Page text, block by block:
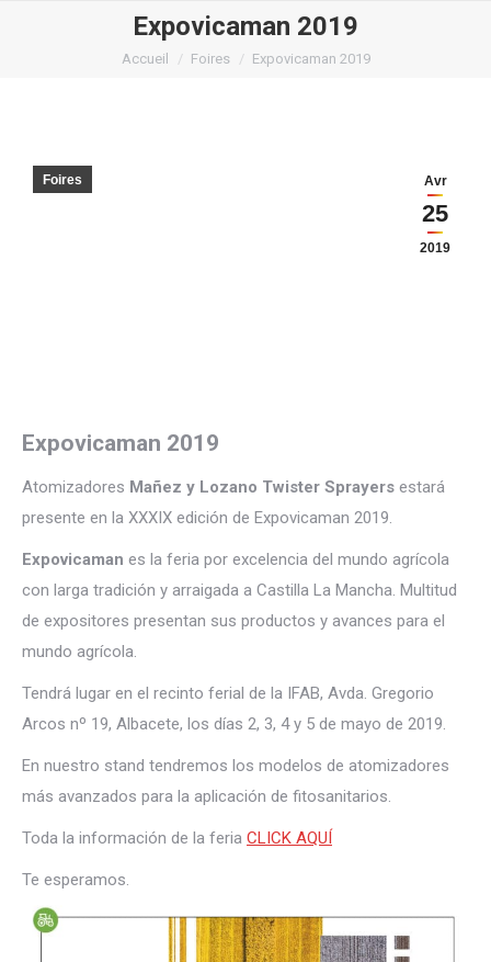
Expovicaman 2019
Vous êtes ici :
Accueil Foires Expovicaman 2019
Avr
25
2019
Foires
Expovicaman 2019
Atomizadores Mañez y Lozano Twister Sprayers estará
presente en la XXXIX edición de Expovicaman 2019.
Expovicaman es la feria por excelencia del mundo agrícola
con larga tradición y arraigada a Castilla La Mancha. Multitud
de expositores presentan sus productos y avances para el
mundo agrícola.
Tendrá lugar en el recinto ferial de la IFAB, Avda. Gregorio
Arcos nº 19, Albacete, los días 2, 3, 4 y 5 de mayo de 2019.
En nuestro stand tendremos los modelos de atomizadores
más avanzados para la aplicación de fitosanitarios.
Toda la información de la feria CLICK AQUÍ
Te esperamos.